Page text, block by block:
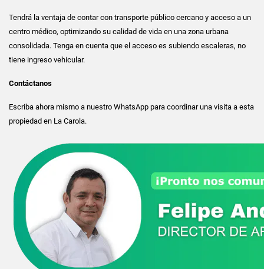
Tendrá la ventaja de contar con transporte público cercano y acceso a un
centro médico, optimizando su calidad de vida en una zona urbana
consolidada. Tenga en cuenta que el acceso es subiendo escaleras, no
tiene ingreso vehicular.
Contáctanos
Escriba ahora mismo a nuestro WhatsApp para coordinar una visita a esta
propiedad en La Carola.